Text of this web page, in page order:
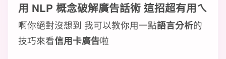
用 NLP 概念破解廣告話術 這招超有用ㄟ
啊你絕對沒想到 我可以教你用一點語言分析的
技巧來看信用卡廣告啦